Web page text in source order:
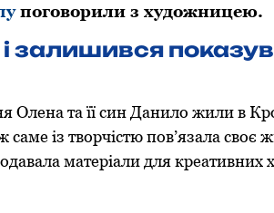
поговорили з художницею.
залишився
Олена та її син Данило жили в
із творчістю пов’язала своє
матеріали для креативних